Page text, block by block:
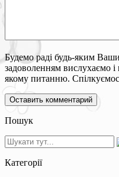
Будемо раді будь-яким
задоволенням вислухаємо
якому питанню.
Пошук
Категорії